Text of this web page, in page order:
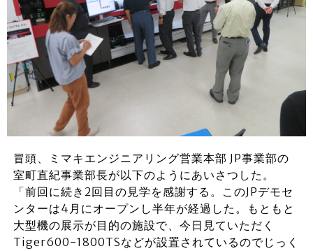
冒頭、ミマキエンジニアリング営業本部 JP事業部の
室町直紀事業部長が以下のようにあいさつした。
「前回に続き2回目の見学を感謝する。このJPデモセ
ンターは4月にオープンし半年が経過した。もともと
大型機の展示が目的の施設で、今日見ていただく
Tiger600-1800TSなどが設置されているのでじっく